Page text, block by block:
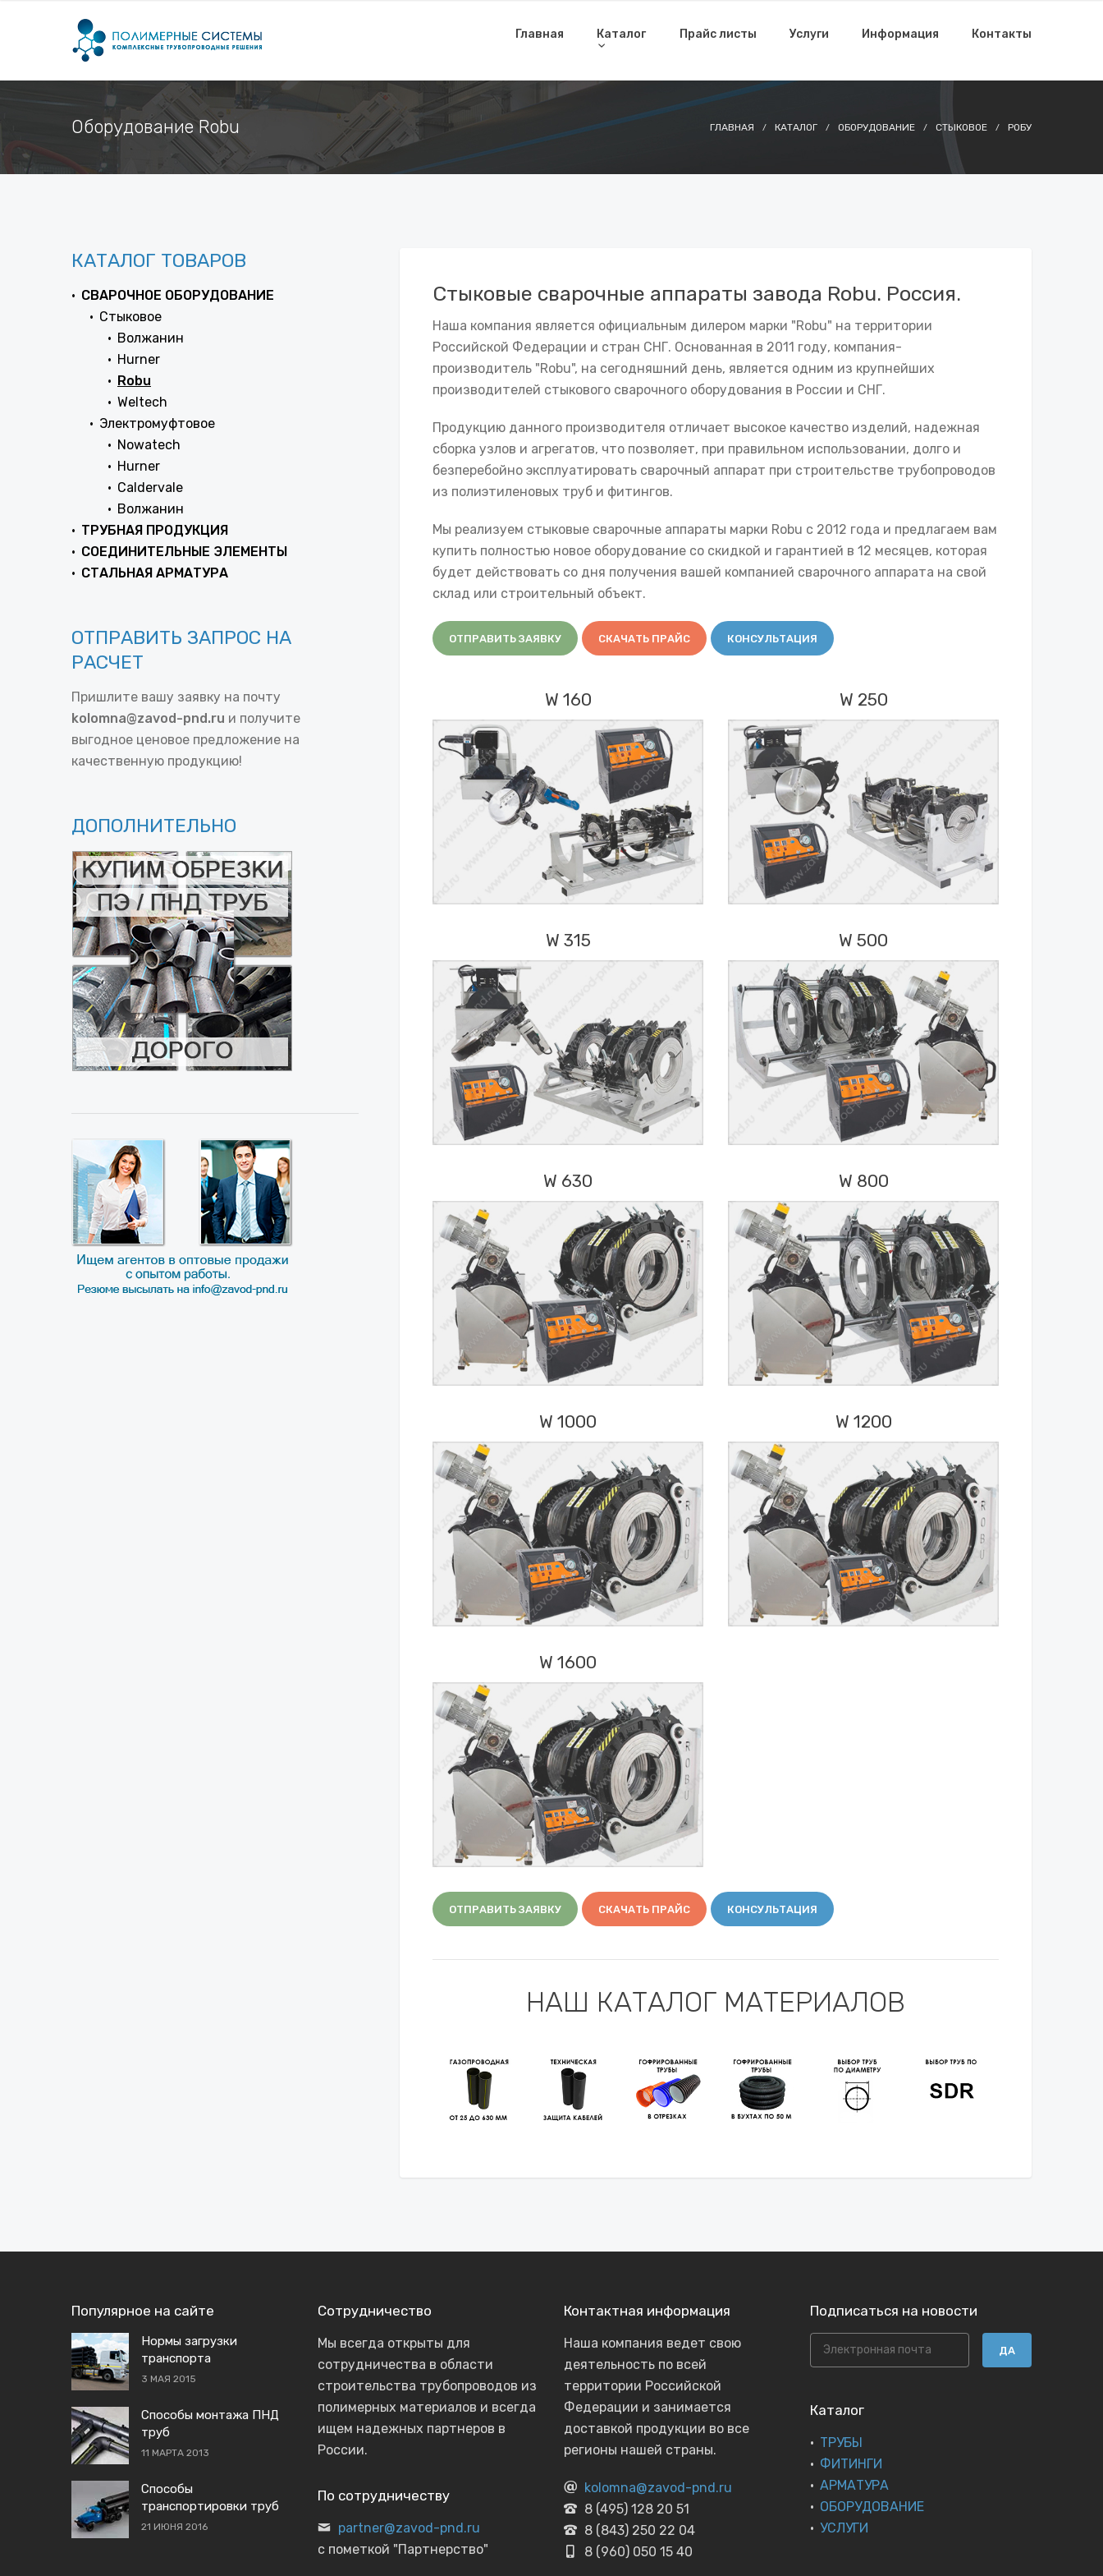
Главная Каталог Прайс листы Услуги Информация Контакты
Оборудование Robu ГЛАВНАЯ КАТАЛОГ ОБОРУДОВАНИЕ СТЫКОВОЕ РОБУ
Стыковые сварочные аппараты завода Robu. Россия.
Наша компания является официальным дилером марки "Robu" на территории
Российской Федерации и стран СНГ. Основанная в 2011 году, компания-
производитель "Robu", на сегодняшний день, является одним из крупнейших
производителей стыкового сварочного оборудования в России и СНГ.
Продукцию данного производителя отличает высокое качество изделий, надежная
сборка узлов и агрегатов, что позволяет, при правильном использовании, долго и
безперебойно эксплуатировать сварочный аппарат при строительстве трубопроводов
из полиэтиленовых труб и фитингов.
Мы реализуем стыковые сварочные аппараты марки Robu с 2012 года и предлагаем вам
купить полностью новое оборудование со скидкой и гарантией в 12 месяцев, которая
будет действовать со дня получения вашей компанией сварочного аппарата на свой
склад или строительный объект.
ОТПРАВИТЬ ЗАЯВКУ СКАЧАТЬ ПРАЙС КОНСУЛЬТАЦИЯ
W 160 W 250
W 315 W 500
W 630 W 800
W 1000 W 1200
W 1600
ОТПРАВИТЬ ЗАЯВКУ СКАЧАТЬ ПРАЙС КОНСУЛЬТАЦИЯ
НАШ КАТАЛОГ МАТЕРИАЛОВ
КАТАЛОГ ТОВАРОВ
СВАРОЧНОЕ ОБОРУДОВАНИЕ
Стыковое
Волжанин
Hurner
Robu
Weltech
Электромуфтовое
Nowatech
Hurner
Caldervale
Волжанин
ТРУБНАЯ ПРОДУКЦИЯ
СОЕДИНИТЕЛЬНЫЕ ЭЛЕМЕНТЫ
СТАЛЬНАЯ АРМАТУРА
ОТПРАВИТЬ ЗАПРОС НА
РАСЧЕТ
Пришлите вашу заявку на почту
kolomna@zavod-pnd.ru и получите
выгодное ценовое предложение на
качественную продукцию!
ДОПОЛНИТЕЛЬНО
Популярное на сайте
Нормы загрузки
транспорта
3 МАЯ 2015
Способы монтажа ПНД
труб
11 МАРТА 2013
Способы
транспортировки труб
21 ИЮНЯ 2016
Сотрудничество
Мы всегда открыты для
сотрудничества в области
строительства трубопроводов из
полимерных материалов и всегда
ищем надежных партнеров в
России.
По сотрудничеству
partner@zavod-pnd.ru
с пометкой "Партнерство"
Контактная информация
Наша компания ведет свою
деятельность по всей
территории Российской
Федерации и занимается
доставкой продукции во все
регионы нашей страны.
kolomna@zavod-pnd.ru
8 (495) 128 20 51
8 (843) 250 22 04
8 (960) 050 15 40
Подписаться на новости
ДА
Каталог
ТРУБЫ
ФИТИНГИ
АРМАТУРА
ОБОРУДОВАНИЕ
УСЛУГИ